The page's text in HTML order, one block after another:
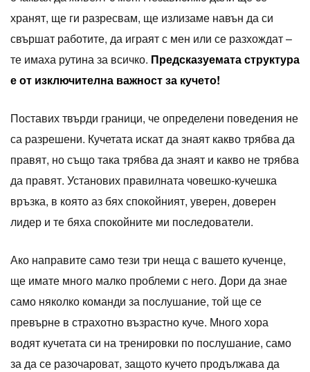
хранят, ще ги разресвам, ще излизаме навън да си
свършат работите, да играят с мен или се разхождат –
те имаха рутина за всичко. Предсказуемата структура
е от изключителна важност за кучето!
Поставих твърди граници, че определени поведения не
са разрешени. Кучетата искат да знаят какво трябва да
правят, но също така трябва да знаят и какво не трябва
да правят. Установих правилната човешко-кучешка
връзка, в която аз бях спокойният, уверен, доверен
лидер и те бяха спокойните ми последователи.
Ако направите само тези три неща с вашето кученце,
ще имате много малко проблеми с него. Дори да знае
само няколко команди за послушание, той ще се
превърне в страхотно възрастно куче. Много хора
водят кучетата си на тренировки по послушание, само
за да се разочароват, защото кучето продължава да